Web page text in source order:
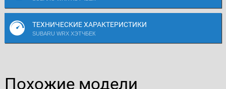
ТЕХНИЧЕСКИЕ ХАРАКТЕРИСТИКИ
SUBARU WRX ХЭТЧБЕК
Похожие модели